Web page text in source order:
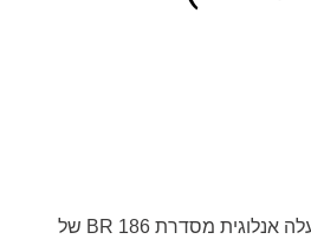
אנלוגית מסדרת BR 186 של